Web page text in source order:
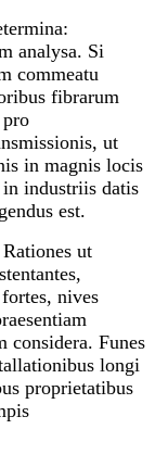
analysa. Si
commeatu
fibrarum
ut
in magnis locis
industriis datis
est.
ut
nives
considera. Funes
longi
proprietatibus